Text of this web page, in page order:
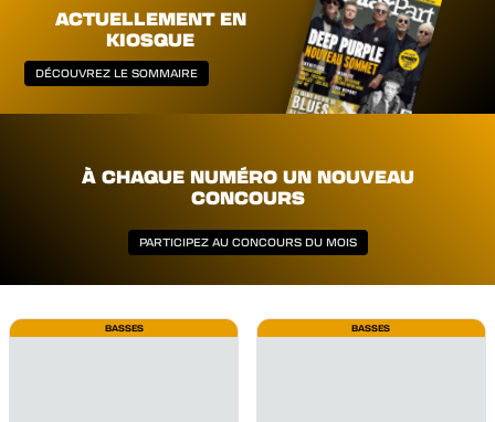
ACTUELLEMENT EN
KIOSQUE
DÉCOUVREZ LE SOMMAIRE
À CHAQUE NUMÉRO UN NOUVEAU
CONCOURS
PARTICIPEZ AU CONCOURS DU MOIS
BASSES BASSES